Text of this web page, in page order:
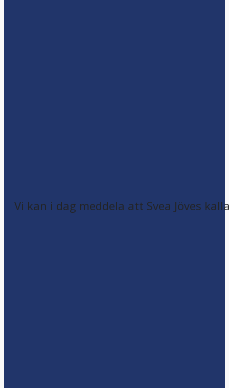
Vi kan i dag meddela att Svea Jöves